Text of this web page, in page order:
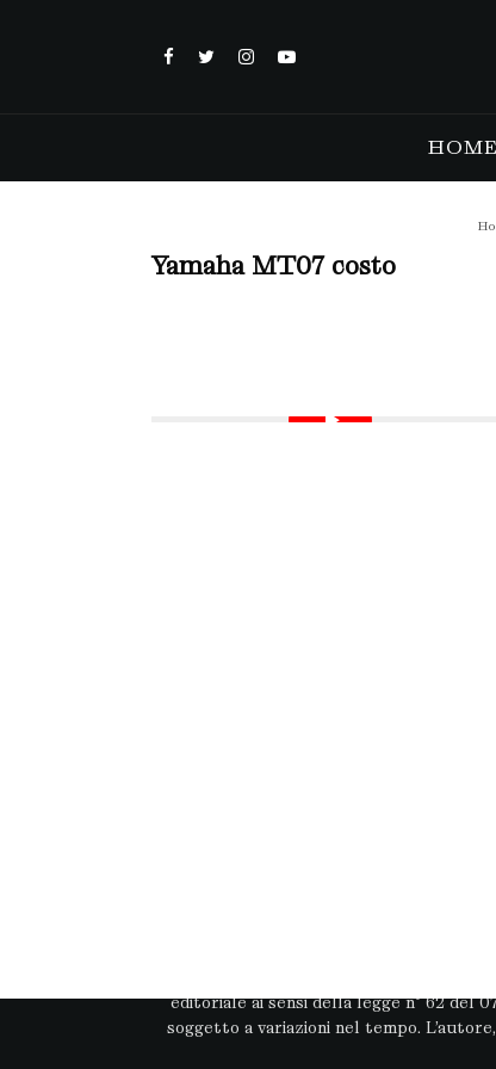
HOME
Yamaha MT07 costo
editoriale ai sensi della legge n° 62 del
soggetto a variazioni nel tempo.